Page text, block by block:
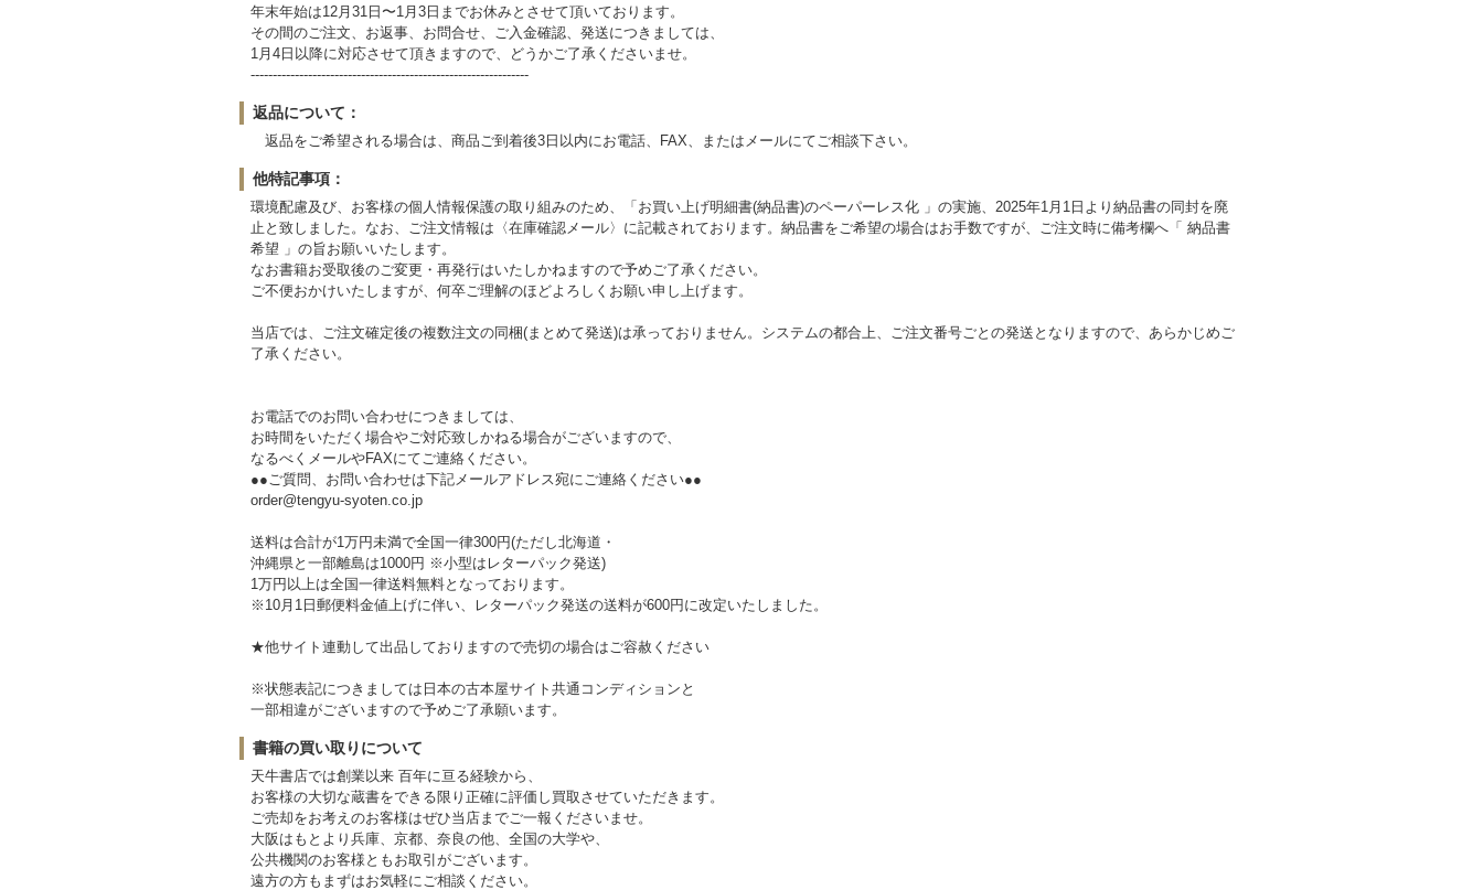
年末年始は12月31日〜1月3日までお休みとさせて頂いております。
その間のご注文、お返事、お問合せ、ご入金確認、発送につきましては、
1月4日以降に対応させて頂きますので、どうかご了承くださいませ。
---------------------------------------------------------------
返品について：
返品をご希望される場合は、商品ご到着後3日以内にお電話、FAX、またはメールにてご相談下さい。
他特記事項：
環境配慮及び、お客様の個人情報保護の取り組みのため、「お買い上げ明細書(納品書)のペーパーレス化 」の実施、2025年1月1日より納品書の同封を廃
止と致しました。なお、ご注文情報は〈在庫確認メール〉に記載されております。納品書をご希望の場合はお手数ですが、ご注文時に備考欄へ「 納品書
希望 」の旨お願いいたします。
なお書籍お受取後のご変更・再発行はいたしかねますので予めご了承ください。
ご不便おかけいたしますが、何卒ご理解のほどよろしくお願い申し上げます。
当店では、ご注文確定後の複数注文の同梱(まとめて発送)は承っておりません。システムの都合上、ご注文番号ごとの発送となりますので、あらかじめご
了承ください。
お電話でのお問い合わせにつきましては、
お時間をいただく場合やご対応致しかねる場合がございますので、
なるべくメールやFAXにてご連絡ください。
●●ご質問、お問い合わせは下記メールアドレス宛にご連絡ください●●
order@tengyu-syoten.co.jp
送料は合計が1万円未満で全国一律300円(ただし北海道・
沖縄県と一部離島は1000円 ※小型はレターパック発送)
1万円以上は全国一律送料無料となっております。
※10月1日郵便料金値上げに伴い、レターパック発送の送料が600円に改定いたしました。
★他サイト連動して出品しておりますので売切の場合はご容赦ください
※状態表記につきましては日本の古本屋サイト共通コンディションと
一部相違がございますので予めご了承願います。
書籍の買い取りについて
天牛書店では創業以来 百年に亘る経験から、
お客様の大切な蔵書をできる限り正確に評価し買取させていただきます。
ご売却をお考えのお客様はぜひ当店までご一報くださいませ。
大阪はもとより兵庫、京都、奈良の他、全国の大学や、
公共機関のお客様ともお取引がございます。
遠方の方もまずはお気軽にご相談ください。